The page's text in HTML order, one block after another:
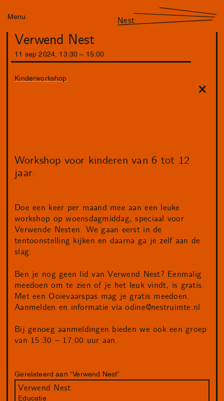
Menu Nest
Verwend Nest
11 sep 2024 13 :30 15 :00
Kinderworkshop
Workshop voor kinderen van 6 tot 12
jaar.
Doe een keer per maand mee aan een leuke
workshop op woensdagmiddag, speciaal voor
Verwende Nesten. We gaan eerst in de
tentoonstelling kijken en daarna ga je zelf aan de
slag.
Ben je nog geen lid van Verwend Nest? Eenmalig
meedoen om te zien of je het leuk vindt, is gratis.
Met een Ooievaarspas mag je gratis meedoen.
Aanmelden en informatie viaodine@nestruimte.nl
Bij genoeg aanmeldingen bieden we ook een groep
van 15:30 – 17:00 uur aan.
Gerelateerd aan “Verwend Nest”
Verwend Nest
Educatie